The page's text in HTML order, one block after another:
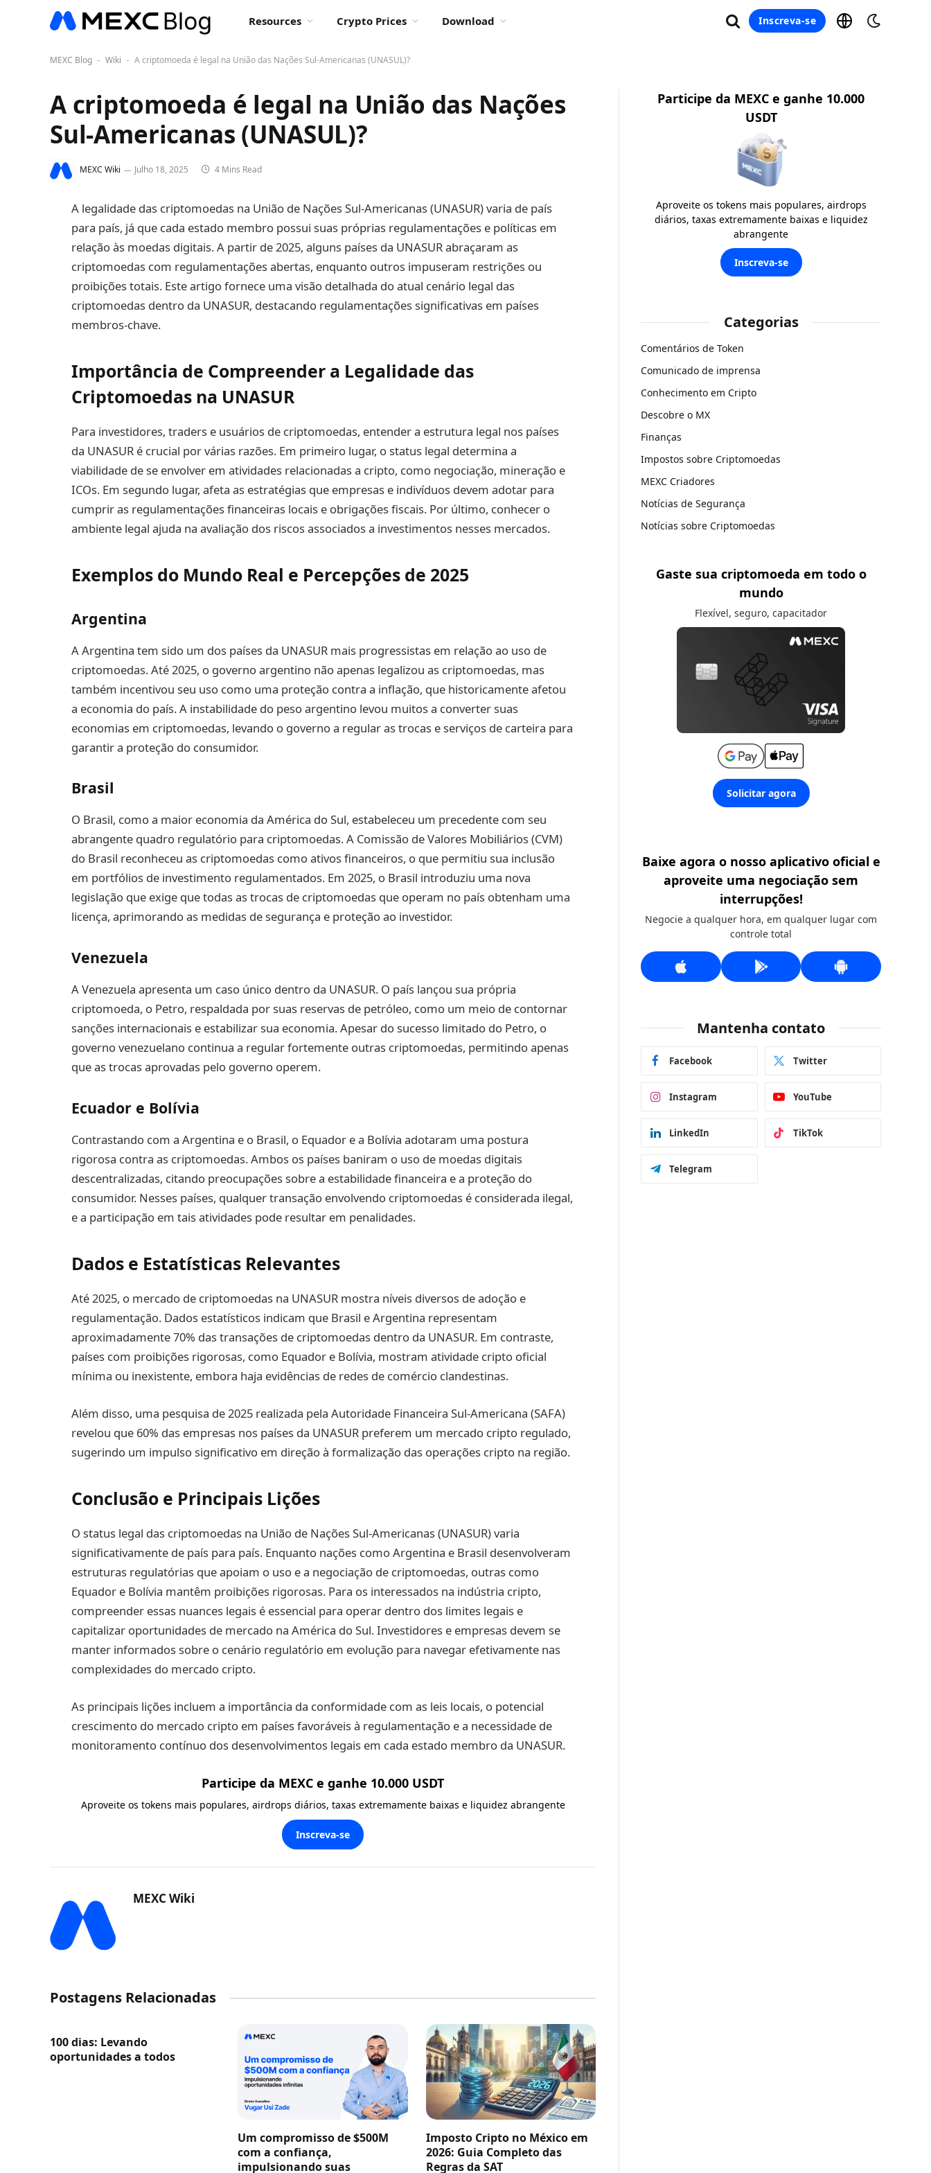
Resources Crypto Prices Download Inscreva-se
MEXC Blog - Wiki - A criptomoeda é legal na União das Nações Sul-Americanas (UNASUL)?
A criptomoeda é legal na União das Nações
Sul-Americanas (UNASUL)?
MEXC Wiki Julho 18, 2025 4 Mins Read
A legalidade das criptomoedas na União de Nações Sul-Americanas (UNASUR) varia de país
para país, já que cada estado membro possui suas próprias regulamentações e políticas em
relação às moedas digitais. A partir de 2025, alguns países da UNASUR abraçaram as
criptomoedas com regulamentações abertas, enquanto outros impuseram restrições ou
proibições totais. Este artigo fornece uma visão detalhada do atual cenário legal das
criptomoedas dentro da UNASUR, destacando regulamentações significativas em países
membros-chave.
Importância de Compreender a Legalidade das
Criptomoedas na UNASUR
Para investidores, traders e usuários de criptomoedas, entender a estrutura legal nos países
da UNASUR é crucial por várias razões. Em primeiro lugar, o status legal determina a
viabilidade de se envolver em atividades relacionadas a cripto, como negociação, mineração e
ICOs. Em segundo lugar, afeta as estratégias que empresas e indivíduos devem adotar para
cumprir as regulamentações financeiras locais e obrigações fiscais. Por último, conhecer o
ambiente legal ajuda na avaliação dos riscos associados a investimentos nesses mercados.
Exemplos do Mundo Real e Percepções de 2025
Argentina
A Argentina tem sido um dos países da UNASUR mais progressistas em relação ao uso de
criptomoedas. Até 2025, o governo argentino não apenas legalizou as criptomoedas, mas
também incentivou seu uso como uma proteção contra a inflação, que historicamente afetou
a economia do país. A instabilidade do peso argentino levou muitos a converter suas
economias em criptomoedas, levando o governo a regular as trocas e serviços de carteira para
garantir a proteção do consumidor.
Brasil
O Brasil, como a maior economia da América do Sul, estabeleceu um precedente com seu
abrangente quadro regulatório para criptomoedas. A Comissão de Valores Mobiliários (CVM)
do Brasil reconheceu as criptomoedas como ativos financeiros, o que permitiu sua inclusão
em portfólios de investimento regulamentados. Em 2025, o Brasil introduziu uma nova
legislação que exige que todas as trocas de criptomoedas que operam no país obtenham uma
licença, aprimorando as medidas de segurança e proteção ao investidor.
Venezuela
A Venezuela apresenta um caso único dentro da UNASUR. O país lançou sua própria
criptomoeda, o Petro, respaldada por suas reservas de petróleo, como um meio de contornar
sanções internacionais e estabilizar sua economia. Apesar do sucesso limitado do Petro, o
governo venezuelano continua a regular fortemente outras criptomoedas, permitindo apenas
que as trocas aprovadas pelo governo operem.
Ecuador e Bolívia
Contrastando com a Argentina e o Brasil, o Equador e a Bolívia adotaram uma postura
rigorosa contra as criptomoedas. Ambos os países baniram o uso de moedas digitais
descentralizadas, citando preocupações sobre a estabilidade financeira e a proteção do
consumidor. Nesses países, qualquer transação envolvendo criptomoedas é considerada ilegal,
e a participação em tais atividades pode resultar em penalidades.
Dados e Estatísticas Relevantes
Até 2025, o mercado de criptomoedas na UNASUR mostra níveis diversos de adoção e
regulamentação. Dados estatísticos indicam que Brasil e Argentina representam
aproximadamente 70% das transações de criptomoedas dentro da UNASUR. Em contraste,
países com proibições rigorosas, como Equador e Bolívia, mostram atividade cripto oficial
mínima ou inexistente, embora haja evidências de redes de comércio clandestinas.
Além disso, uma pesquisa de 2025 realizada pela Autoridade Financeira Sul-Americana (SAFA)
revelou que 60% das empresas nos países da UNASUR preferem um mercado cripto regulado,
sugerindo um impulso significativo em direção à formalização das operações cripto na região.
Conclusão e Principais Lições
O status legal das criptomoedas na União de Nações Sul-Americanas (UNASUR) varia
significativamente de país para país. Enquanto nações como Argentina e Brasil desenvolveram
estruturas regulatórias que apoiam o uso e a negociação de criptomoedas, outras como
Equador e Bolívia mantêm proibições rigorosas. Para os interessados na indústria cripto,
compreender essas nuances legais é essencial para operar dentro dos limites legais e
capitalizar oportunidades de mercado na América do Sul. Investidores e empresas devem se
manter informados sobre o cenário regulatório em evolução para navegar efetivamente nas
complexidades do mercado cripto.
As principais lições incluem a importância da conformidade com as leis locais, o potencial
crescimento do mercado cripto em países favoráveis à regulamentação e a necessidade de
monitoramento contínuo dos desenvolvimentos legais em cada estado membro da UNASUR.
Participe da MEXC e ganhe 10.000 USDT
Aproveite os tokens mais populares, airdrops diários, taxas extremamente baixas e liquidez abrangente
Inscreva-se
MEXC Wiki
Postagens Relacionadas
100 dias: Levando
oportunidades a todos
Um compromisso de $500M
com a confiança,
impulsionando suas
Imposto Cripto no México em
2026: Guia Completo das
Regras da SAT
Participe da MEXC e ganhe 10.000
USDT
Aproveite os tokens mais populares, airdrops
diários, taxas extremamente baixas e liquidez
abrangente
Inscreva-se
Categorias
Comentários de Token
Comunicado de imprensa
Conhecimento em Cripto
Descobre o MX
Finanças
Impostos sobre Criptomoedas
MEXC Criadores
Notícias de Segurança
Notícias sobre Criptomoedas
Gaste sua criptomoeda em todo o
mundo
Flexível, seguro, capacitador
Solicitar agora
Baixe agora o nosso aplicativo oficial e
aproveite uma negociação sem
interrupções!
Negocie a qualquer hora, em qualquer lugar com
controle total
Mantenha contato
Facebook Twitter
Instagram YouTube
LinkedIn TikTok
Telegram